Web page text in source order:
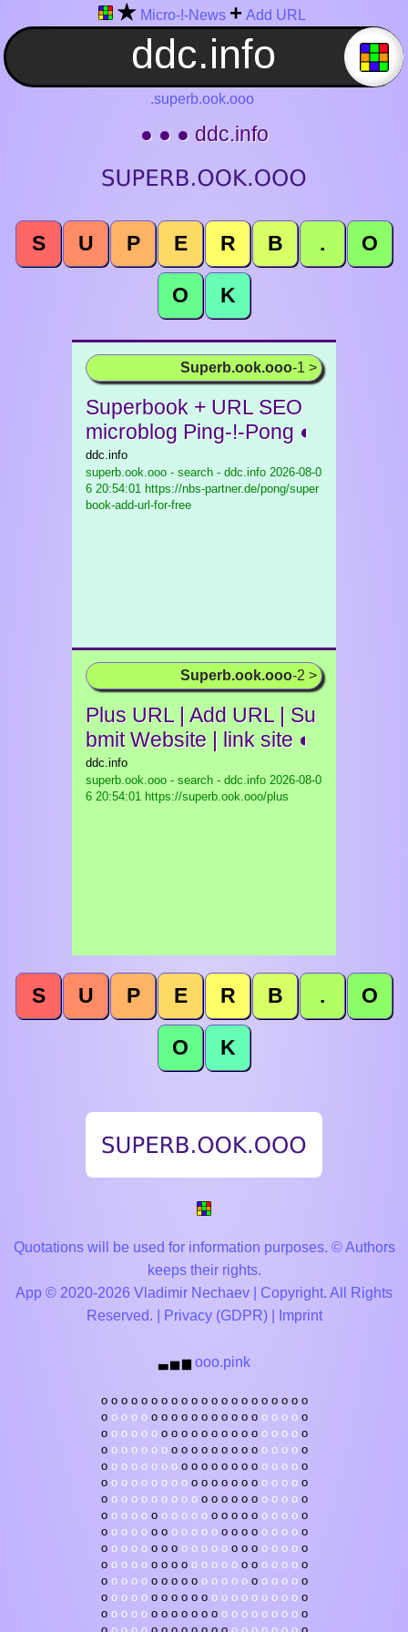
★ Micro-!-News + Add URL
.superb.ook.ooo
● ● ● ddc.info
S U P E R B . O
O K
Superb.ook.ooo-1 >
Superbook + URL SEO
microblog Ping-!-Pong ◐
ddc.info
superb.ook.ooo - search - ddc.info 2026-08-0
6 20:54:01 https://nbs-partner.de/pong/super
book-add-url-for-free
Superb.ook.ooo-2 >
Plus URL | Add URL | Su
bmit Website | link site ◐
ddc.info
superb.ook.ooo - search - ddc.info 2026-08-0
6 20:54:01 https://superb.ook.ooo/plus
S U P E R B . O
O K
Quotations will be used for information purposes. © Authors
keeps their rights.
App © 2020-2026 Vladimir Nechaev | Copyright. All Rights
Reserved. |
Privacy (GDPR)| Imprint
▃ ▅ ▆ ooo.pink
o o o o o o o o o o o o o o o o o o o o o
o o o o o o o o o o o o o o o o o o o o o
o o o o o o o o o o o o o o o o o o o o o
o o o o o o o o o o o o o o o o o o o o o
o o o o o o o o o o o o o o o o o o o o o
o o o o o o o o o o o o o o o o o o o o o
o o o o o o o o o o o o o o o o o o o o o
o o o o o o o o o o o o o o o o o o o o o
o o o o o o o o o o o o o o o o o o o o o
o o o o o o o o o o o o o o o o o o o o o
o o o o o o o o o o o o o o o o o o o o o
o o o o o o o o o o o o o o o o o o o o o
o o o o o o o o o o o o o o o o o o o o o
o o o o o o o o o o o o o o o o o o o o o